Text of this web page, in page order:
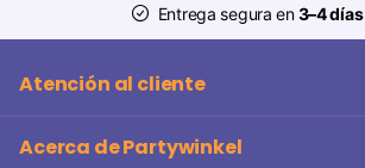
Entrega segura en3–4 días
Atención al cliente
Acerca de Partywinkel